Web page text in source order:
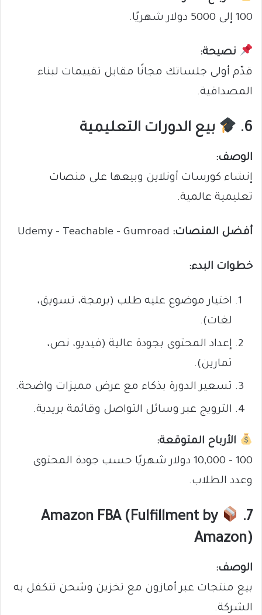
100 إلى 5000 دولار شهريًا.
نصيحة:
قدّم أولى جلساتك مجانًا مقابل تقييمات لبناء
المصداقية.
6. بيع الدورات التعليمية
الوصف:
إنشاء كورسات أونلاين وبيعها على منصات
تعليمية عالمية.
أفضل المنصات:
خطوات البدء:
اختيار موضوع عليه طلب (برمجة، تسويق،
لغات).
إعداد المحتوى بجودة عالية (فيديو، نص،
تمارين).
تسعير الدورة بذكاء مع عرض مميزات واضحة.
الترويج عبر وسائل التواصل وقائمة بريدية.
الأرباح المتوقعة:
100 – 10,000 دولار شهريًا حسب جودة المحتوى
وعدد الطلاب.
7.
Amazon FBA (Fulfillment by
Amazon)
الوصف:
بيع منتجات عبر أمازون مع تخزين وشحن تتكفل به
الشركة.